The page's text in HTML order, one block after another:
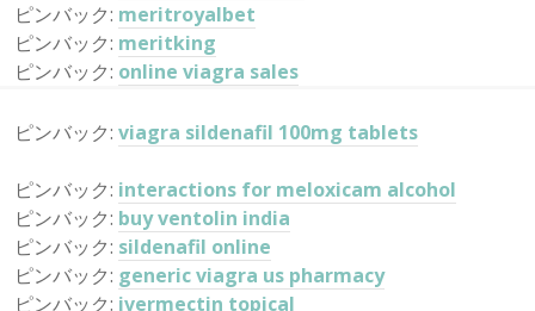
ピンバック: meritroyalbet
ピンバック: meritking
ピンバック: online viagra sales
ピンバック: viagra sildenafil 100mg tablets
ピンバック: interactions for meloxicam alcohol
ピンバック: buy ventolin india
ピンバック: sildenafil online
ピンバック: generic viagra us pharmacy
ピンバック: ivermectin topical